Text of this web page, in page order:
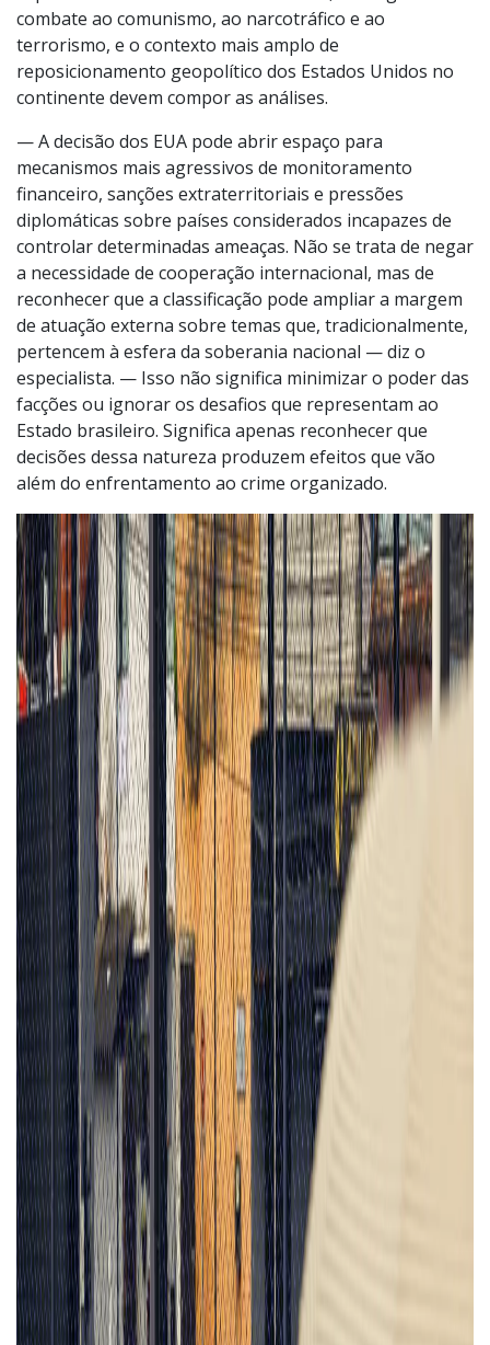
combate ao comunismo, ao narcotráfico e ao
terrorismo, e o contexto mais amplo de
reposicionamento geopolítico dos Estados Unidos no
continente devem compor as análises.
— A decisão dos EUA pode abrir espaço para
mecanismos mais agressivos de monitoramento
financeiro, sanções extraterritoriais e pressões
diplomáticas sobre países considerados incapazes de
controlar determinadas ameaças. Não se trata de negar
a necessidade de cooperação internacional, mas de
reconhecer que a classificação pode ampliar a margem
de atuação externa sobre temas que, tradicionalmente,
pertencem à esfera da soberania nacional — diz o
especialista. — Isso não significa minimizar o poder das
facções ou ignorar os desafios que representam ao
Estado brasileiro. Significa apenas reconhecer que
decisões dessa natureza produzem efeitos que vão
além do enfrentamento ao crime organizado.